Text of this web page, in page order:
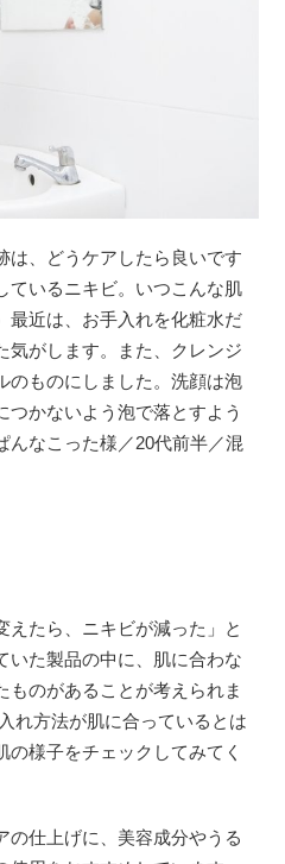
は、どうケアしたら良いです
ているニキビ。いつこんな肌
最近は、お手入れを化粧水だ
気がします。また、クレンジ
のものにしました。洗顔は泡
つかないよう泡で落とすよう
んなこった様／20代前半／混
えたら、ニキビが減った」と
いた製品の中に、肌に合わな
ものがあることが考えられま
れ方法が肌に合っているとは
様子をチェックしてみてく
の仕上げに、美容成分やうる